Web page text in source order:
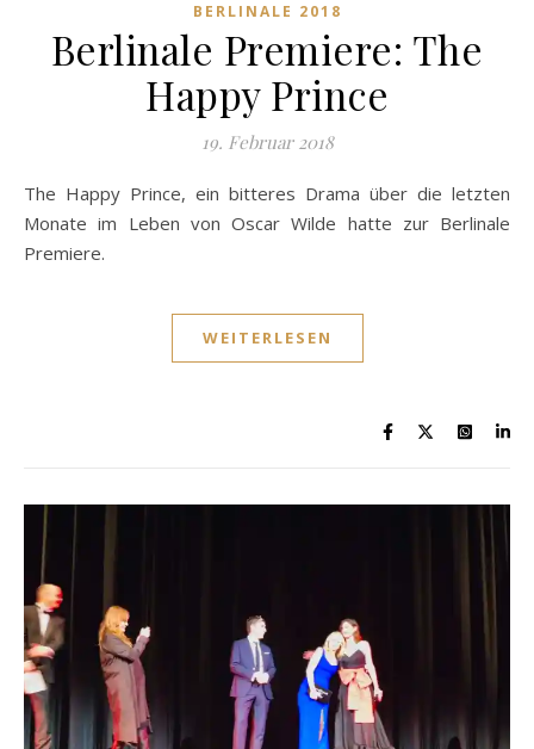
BERLINALE 2018
Berlinale Premiere: The
Happy Prince
19. Februar 2018
The Happy Prince, ein bitteres Drama über die letzten
Monate im Leben von Oscar Wilde hatte zur Berlinale
Premiere.
WEITERLESEN